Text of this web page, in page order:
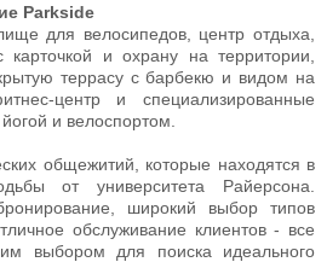
Parkside
для велосипедов, центр отдыха,
карточкой и охрану на территории,
террасу с барбекю и видом на
центр и специализированные
и велоспортом.
общежитий, которые находятся в
от университета Райерсона.
широкий выбор типов
обслуживание клиентов - все
выбором для поиска идеального